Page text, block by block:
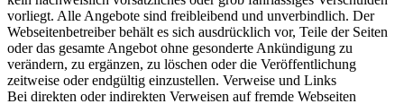
vorliegt. Alle Angebote sind freibleibend und unverbindlich. Der
Webseitenbetreiber behält es sich ausdrücklich vor, Teile der Seiten
oder das gesamte Angebot ohne gesonderte Ankündigung zu
verändern, zu ergänzen, zu löschen oder die Veröffentlichung
zeitweise oder endgültig einzustellen. Verweise und Links
Bei direkten oder indirekten Verweisen auf fremde Webseiten